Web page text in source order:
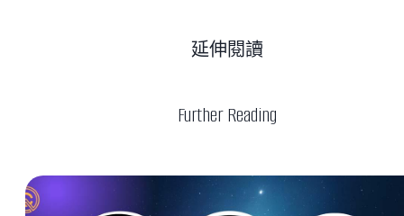
Further Reading
延伸閱讀